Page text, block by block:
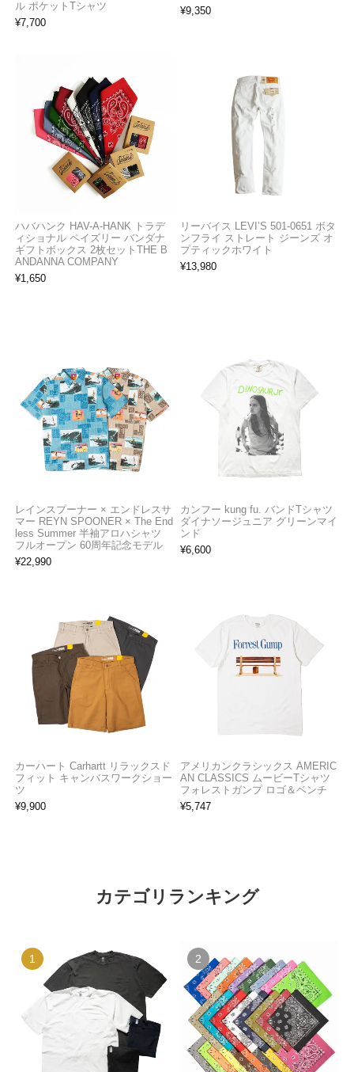
ル ポケットTシャツ
¥7,700
¥9,350
ハバハンク HAV-A-HANK トラデ
ィショナル ペイズリー バンダナ
ギフトボックス 2枚セットTHE B
ANDANNA COMPANY
¥1,650
リーバイス LEVI’S 501-0651 ボタ
ンフライ ストレート ジーンズ オ
プティックホワイト
¥13,980
レインスプーナー × エンドレスサ
マー REYN SPOONER × The End
less Summer 半袖アロハシャツ
フルオープン 60周年記念モデル
¥22,990
カンフー kung fu. バンドTシャツ
ダイナソージュニア グリーンマイ
ンド
¥6,600
カーハート Carhartt リラックスド
フィット キャンバスワークショー
ツ
¥9,900
アメリカンクラシックス AMERIC
AN CLASSICS ムービーTシャツ
フォレストガンプ ロゴ＆ベンチ
¥5,747
カテゴリランキング